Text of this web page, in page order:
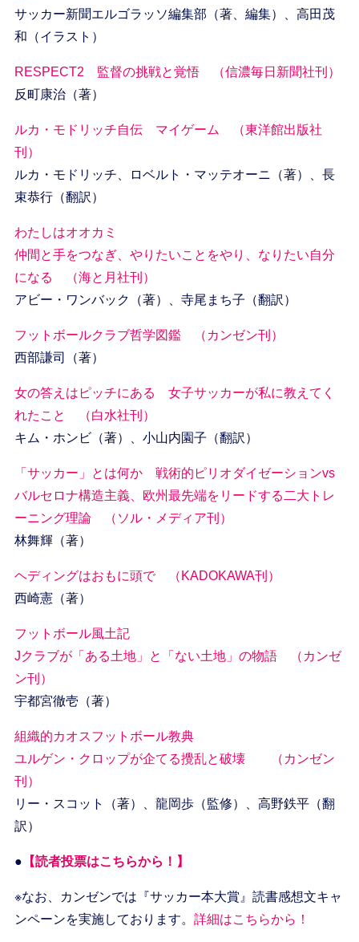
サッカー新聞エルゴラッソ編集部（著、編集）、高田茂
和（イラスト）
RESPECT2 監督の挑戦と覚悟 （信濃毎日新聞社刊）
反町康治（著）
ルカ・モドリッチ自伝 マイゲーム （東洋館出版社
刊）
ルカ・モドリッチ、ロベルト・マッテオーニ（著）、長
束恭行（翻訳）
わたしはオオカミ
仲間と手をつなぎ、やりたいことをやり、なりたい自分
になる （海と月社刊）
アビー・ワンバック（著）、寺尾まち子（翻訳）
フットボールクラブ哲学図鑑 （カンゼン刊）
西部謙司（著）
女の答えはピッチにある 女子サッカーが私に教えてく
れたこと （白水社刊）
キム・ホンビ（著）、小山内園子（翻訳）
「サッカー」とは何か 戦術的ピリオダイゼーションvs
バルセロナ構造主義、欧州最先端をリードする二大トレ
ーニング理論 （ソル・メディア刊）
林舞輝（著）
ヘディングはおもに頭で （KADOKAWA刊）
西崎憲（著）
フットボール風土記
Jクラブが「ある土地」と「ない土地」の物語 （カンゼ
ン刊）
宇都宮徹壱（著）
組織的カオスフットボール教典
ユルゲン・クロップが企てる攪乱と破壊 （カンゼン
刊）
リー・スコット（著）、龍岡歩（監修）、高野鉄平（翻
訳）
● 【読者投票はこちらから！】
※なお、カンゼンでは『サッカー本大賞』読書感想文キャ
ンペーンを実施しております。 詳細はこちらから！